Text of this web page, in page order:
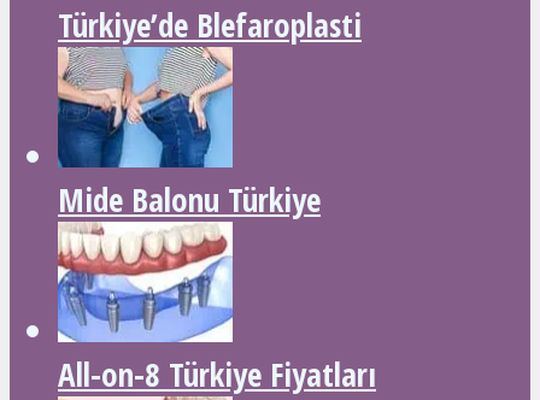
Türkiye’de Blefaroplasti
Mide Balonu Türkiye
All-on-8 Türkiye Fiyatları